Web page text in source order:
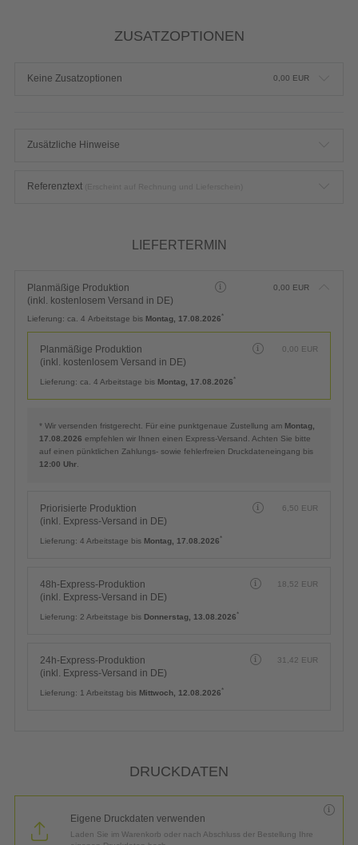
ZUSATZOPTIONEN
Keine Zusatzoptionen 0,00 EUR
Zusätzliche Hinweise
Referenztext
LIEFERTERMIN
Planmäßige Produktion
(inkl. kostenlosem Versand in DE)
0,00 EUR
Lieferung: ca. 4 Arbeitstage bis Montag, 17.08.2026*
Planmäßige Produktion
(inkl. kostenlosem Versand in DE)
0,00 EUR
Lieferung: ca. 4 Arbeitstage bis Montag, 17.08.2026*
* Wir versenden fristgerecht. Für eine punktgenaue Zustellung am Montag,
17.08.2026 empfehlen wir Ihnen einen Express-Versand. Achten Sie bitte
auf einen pünktlichen Zahlungs- sowie fehlerfreien Druckdateneingang bis
12:00 Uhr
Priorisierte Produktion
(inkl. Express-Versand in DE)
6,50 EUR
Lieferung: 4 Arbeitstage bis Montag, 17.08.2026*
48h-Express-Produktion
(inkl. Express-Versand in DE)
18,52 EUR
Lieferung: 2 Arbeitstage bis Donnerstag, 13.08.2026*
24h-Express-Produktion
(inkl. Express-Versand in DE)
31,42 EUR
Lieferung: 1 Arbeitstag bis Mittwoch, 12.08.2026*
DRUCKDATEN
Eigene Druckdaten verwenden
Laden Sie im Warenkorb oder nach Abschluss der Bestellung Ihre